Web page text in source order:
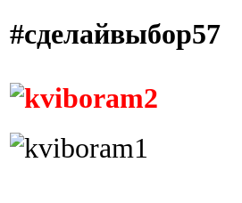
#сделайвыбор57